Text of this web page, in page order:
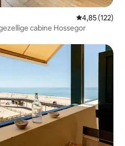
Gemiddelde
4,85 (122)
cabine Hossegor